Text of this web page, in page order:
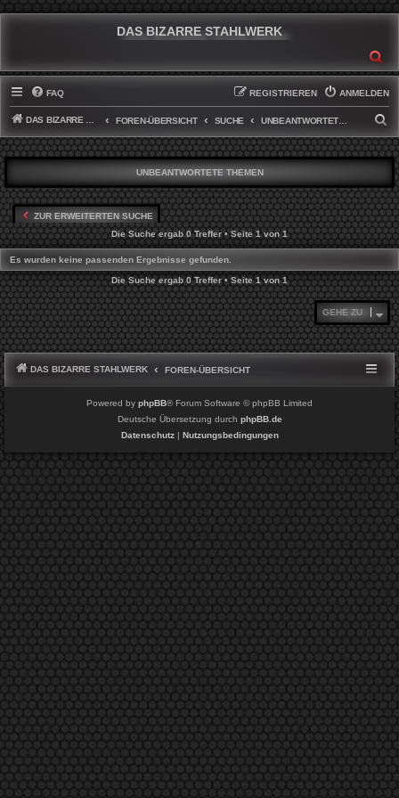
DAS BIZARRE STAHLWERK
FAQ ANMELDEN
REGISTRIEREN
DAS BIZARRE STAHLWERK FOREN-ÜBERSICHT SUCHE
U
C
H
E
UNBEANTWORTETE THEMEN
ZUR ERWEITERTEN SUCHE
Die Suche ergab 0 Treffer • Seite1von1
Es wurden keine passenden Ergebnisse gefunden.
Die Suche ergab 0 Treffer • Seite1von1
GEHE ZU
DAS BIZARRE STAHLWERK FOREN-ÜBERSICHT
Powered by phpBB® Forum Software © phpBB Limited
Deutsche Übersetzung durch phpBB.de
Datenschutz| Nutzungsbedingungen